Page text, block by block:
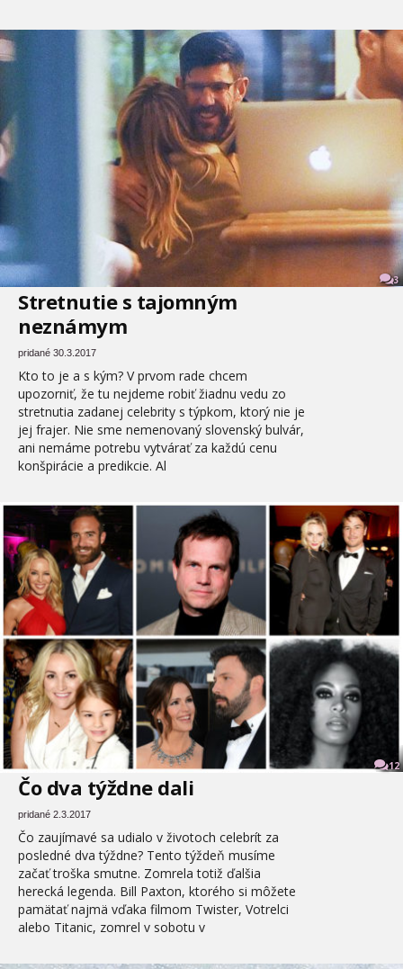
3
Stretnutie s tajomným
neznámym
pridané 30.3.2017
Kto to je a s kým? V prvom rade chcem
upozorniť, že tu nejdeme robiť žiadnu vedu zo
stretnutia zadanej celebrity s týpkom, ktorý nie je
jej frajer. Nie sme nemenovaný slovenský bulvár,
ani nemáme potrebu vytvárať za každú cenu
konšpirácie a predikcie. Al
12
Čo dva týždne dali
pridané 2.3.2017
Čo zaujímavé sa udialo v životoch celebrít za
posledné dva týždne? Tento týždeň musíme
začať troška smutne. Zomrela totiž ďalšia
herecká legenda. Bill Paxton, ktorého si môžete
pamätať najmä vďaka filmom Twister, Votrelci
alebo Titanic, zomrel v sobotu v